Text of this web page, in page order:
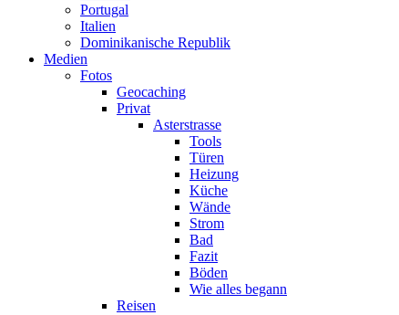
Portugal
Italien
Dominikanische Republik
Medien
Fotos
Geocaching
Privat
Asterstrasse
Tools
Türen
Heizung
Küche
Wände
Strom
Bad
Fazit
Böden
Wie alles begann
Reisen